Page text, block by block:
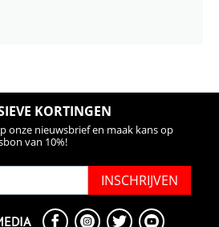
KORTINGEN
onze nieuwsbrief en maak kans op
van 10%!
INSCHRIJVEN